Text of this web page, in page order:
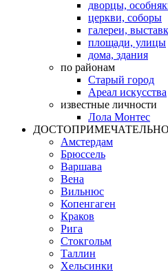
дворцы,
церкви, соборы
галереи,
площади, улицы
дома, здания
по районам
Старый город
Ареал искусства
известные личности
Лола Монтес
Амстердам
Брюссель
Варшава
Вена
Вильнюс
Копенгаген
Краков
Рига
Стокгольм
Таллин
Хельсинки